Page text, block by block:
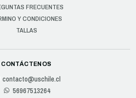
FRECUENTES
Y CONDICIONES
TALLAS
CONTÁCTENOS
contacto@uschile.cl
56967513264